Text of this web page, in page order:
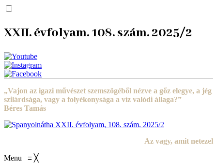
XXII. évfolyam. 108. szám. 2025/2
„Vajon az igazi művészet szemszögéből nézve a gőz elegye, a jég
szilárdsága, vagy a folyékonysága a víz valódi állaga?”
Béres Tamás
Az vagy, amit netezel
Menu ≡ ╳